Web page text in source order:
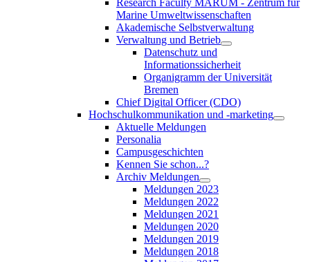
Marine Umweltwissenschaften
Akademische Selbstverwaltung
Verwaltung und Betrieb
Datenschutz und
Informationssicherheit
Organigramm der Universität
Bremen
Chief Digital Officer (CDO)
Hochschulkommunikation und -marketing
Aktuelle Meldungen
Personalia
Campusgeschichten
Kennen Sie schon...?
Archiv Meldungen
Meldungen 2023
Meldungen 2022
Meldungen 2021
Meldungen 2020
Meldungen 2019
Meldungen 2018